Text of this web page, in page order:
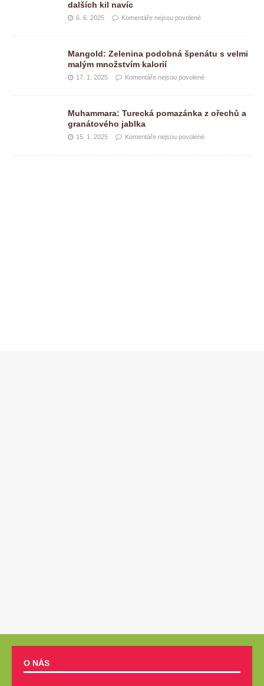
dalších kil navíc
6. 6. 2025 Komentáře nejsou povolené
Mangold: Zelenina podobná špenátu s velmi
malým množstvím kalorií
17. 1. 2025 Komentáře nejsou povolené
Muhammara: Turecká pomazánka z ořechů a
granátového jablka
15. 1. 2025 Komentáře nejsou povolené
O NÁS